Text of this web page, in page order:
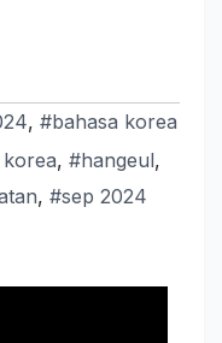
, #bahasa korea
, #hangeul,
, #sep 2024